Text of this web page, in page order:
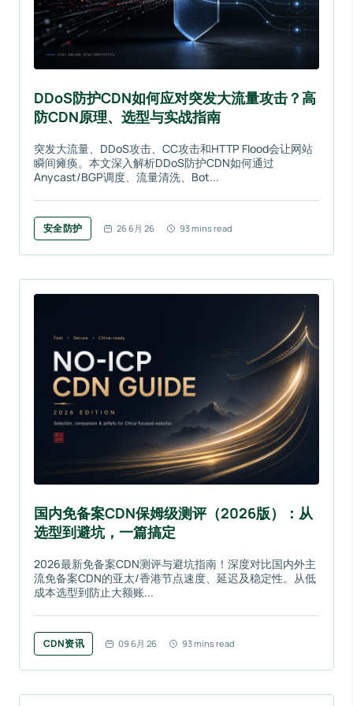
DDoS防护CDN如何应对突发大流量攻击？高
防CDN原理、选型与实战指南
突发大流量、DDoS攻击、CC攻击和HTTP Flood会让网站
瞬间瘫痪。本文深入解析DDoS防护CDN如何通过
Anycast/BGP调度、流量清洗、Bot...
安全防护 26 6月 26 93 mins read
国内免备案CDN保姆级测评（2026版）：从
选型到避坑，一篇搞定
2026最新免备案CDN测评与避坑指南！深度对比国内外主
流免备案CDN的亚太/香港节点速度、延迟及稳定性。从低
成本选型到防止大额账...
CDN资讯 09 6月 26 93 mins read